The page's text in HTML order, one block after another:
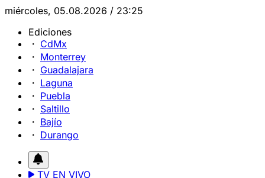
miércoles, 05.08.2026 / 23:25
Ediciones
CdMx
Monterrey
Guadalajara
Laguna
Puebla
Saltillo
Bajío
Durango
TV EN VIVO